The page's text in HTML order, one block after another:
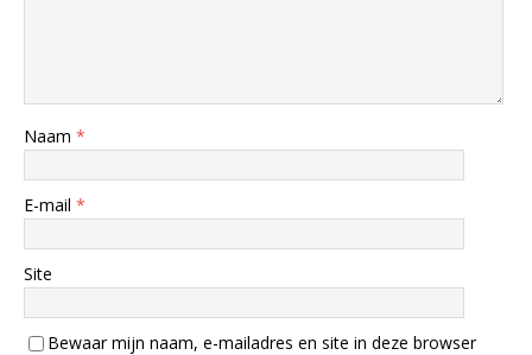
Naam *
E-mail *
Site
Bewaar mijn naam, e-mailadres en site in deze browser